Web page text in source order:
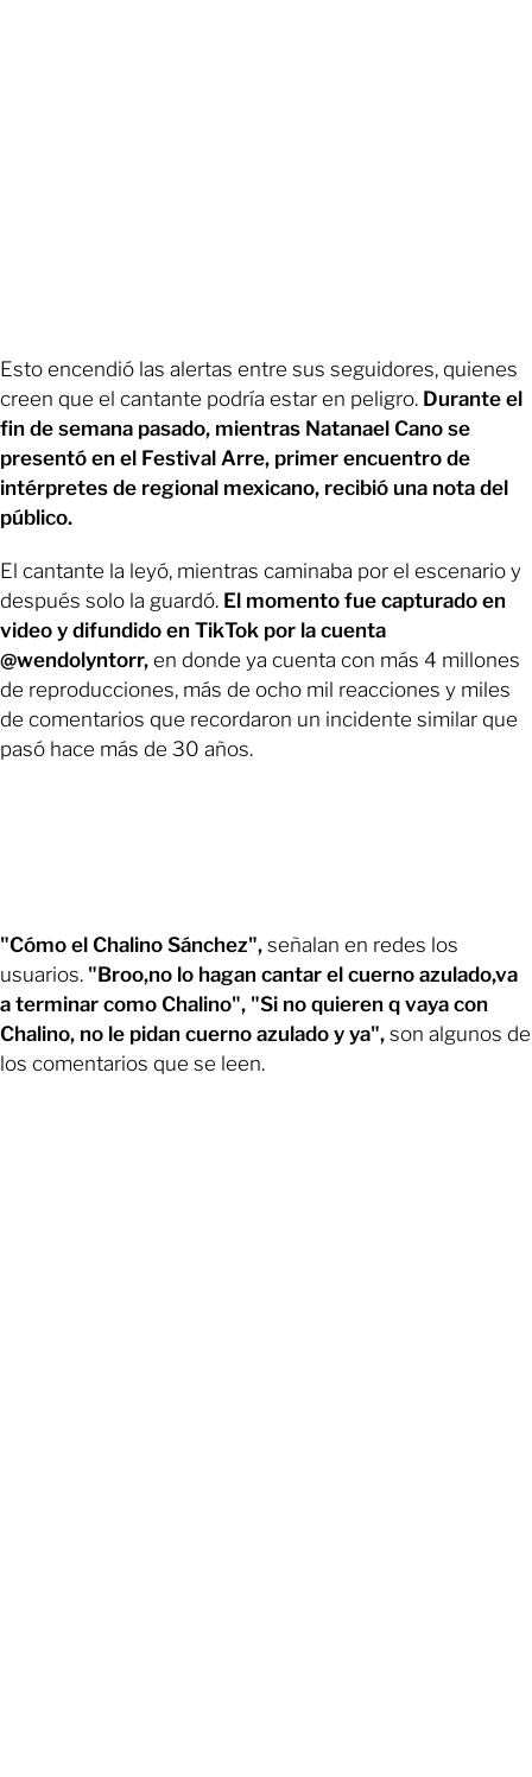
Esto encendió las alertas entre sus seguidores, quienes
creen que el cantante podría estar en peligro. Durante el
fin de semana pasado, mientras Natanael Cano se
presentó en el Festival Arre, primer encuentro de
intérpretes de regional mexicano, recibió una nota del
público.
El cantante la leyó, mientras caminaba por el escenario y
después solo la guardó. El momento fue capturado en
video y difundido en TikTok por la cuenta
@wendolyntorr, en donde ya cuenta con más 4 millones
de reproducciones, más de ocho mil reacciones y miles
de comentarios que recordaron un incidente similar que
pasó hace más de 30 años.
"Cómo el Chalino Sánchez", señalan en redes los
usuarios. "Broo,no lo hagan cantar el cuerno azulado,va
a terminar como Chalino", "Si no quieren q vaya con
Chalino, no le pidan cuerno azulado y ya", son algunos de
los comentarios que se leen.